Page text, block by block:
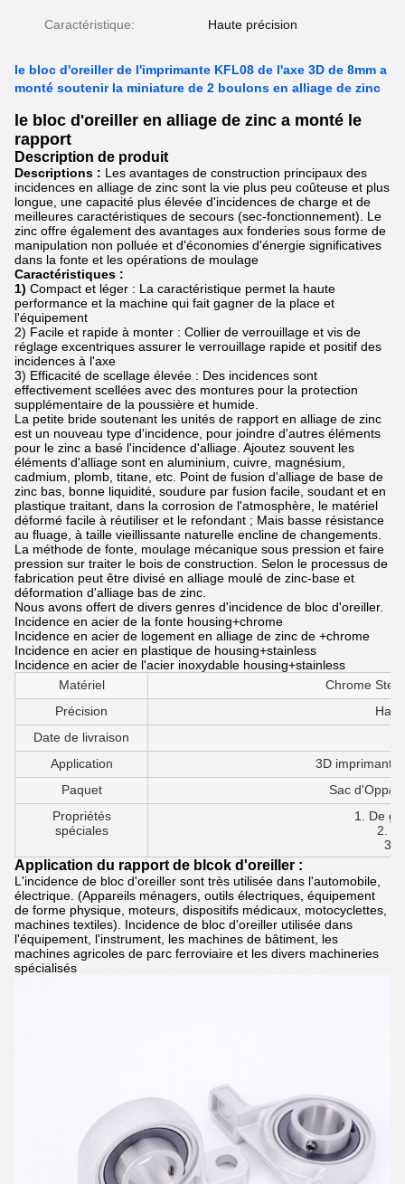
Caractéristique: Haute précision
le bloc d'oreiller de l'imprimante KFL08 de l'axe 3D de 8mm a
monté soutenir la miniature de 2 boulons en alliage de zinc
le bloc d'oreiller en alliage de zinc a monté le
rapport
Description de produit
Descriptions : Les avantages de construction principaux des
incidences en alliage de zinc sont la vie plus peu coûteuse et plus
longue, une capacité plus élevée d'incidences de charge et de
meilleures caractéristiques de secours (sec-fonctionnement). Le
zinc offre également des avantages aux fonderies sous forme de
manipulation non polluée et d'économies d'énergie significatives
dans la fonte et les opérations de moulage
Caractéristiques :
1) Compact et léger : La caractéristique permet la haute
performance et la machine qui fait gagner de la place et
l'équipement
2) Facile et rapide à monter : Collier de verrouillage et vis de
réglage excentriques assurer le verrouillage rapide et positif des
incidences à l'axe
3) Efficacité de scellage élevée : Des incidences sont
effectivement scellées avec des montures pour la protection
supplémentaire de la poussière et humide.
La petite bride soutenant les unités de rapport en alliage de zinc
est un nouveau type d'incidence, pour joindre d'autres éléments
pour le zinc a basé l'incidence d'alliage. Ajoutez souvent les
éléments d'alliage sont en aluminium, cuivre, magnésium,
cadmium, plomb, titane, etc. Point de fusion d'alliage de base de
zinc bas, bonne liquidité, soudure par fusion facile, soudant et en
plastique traitant, dans la corrosion de l'atmosphère, le matériel
déformé facile à réutiliser et le refondant ; Mais basse résistance
au fluage, à taille vieillissante naturelle encline de changements.
La méthode de fonte, moulage mécanique sous pression et faire
pression sur traiter le bois de construction. Selon le processus de
fabrication peut être divisé en alliage moulé de zinc-base et
déformation d'alliage bas de zinc.
Nous avons offert de divers genres d'incidence de bloc d'oreiller.
Incidence en acier de la fonte housing+chrome
Incidence en acier de logement en alliage de zinc de +chrome
Incidence en acier en plastique de housing+stainless
Incidence en acier de l'acier inoxydable housing+stainless
Matériel
Chrome
Précision
Date de livraison
Application
3D
Paquet
Sac d'Opp/
Propriétés
spéciales
1. De
2. À
3.
Application du rapport de blcok d'oreiller :
L'incidence de bloc d'oreiller sont très utilisée dans l'automobile,
électrique. (Appareils ménagers, outils électriques, équipement
de forme physique, moteurs, dispositifs médicaux, motocyclettes,
machines textiles). Incidence de bloc d'oreiller utilisée dans
l'équipement, l'instrument, les machines de bâtiment, les
machines agricoles de parc ferroviaire et les divers machineries
spécialisés